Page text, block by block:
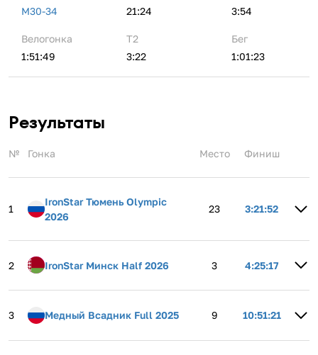
M30-34
21:24
3:54
Велогонка
1:51:49
Т2
3:22
Бег
1:01:23
Результаты
№ Гонка Место Финиш
1
IronStar Тюмень Olympic
2026
23 3:21:52
2 IronStar Минск Half 2026 3 4:25:17
3 Медный Всадник Full 2025 9 10:51:21